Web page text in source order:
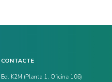
CONTACTE
Ed. K2M (Planta 1, Oficina 106)